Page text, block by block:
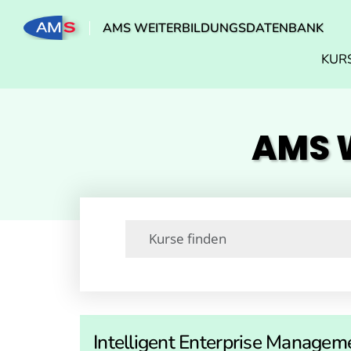
AMS WEITERBILDUNGSDATENBANK
AMS
Intelligent Enterprise